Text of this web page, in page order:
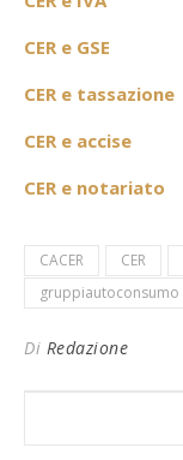
CER e GSE
CER e tassazione
CER e accise
CER e notariato
CACER CER
gruppiautoconsumo
Di Redazione